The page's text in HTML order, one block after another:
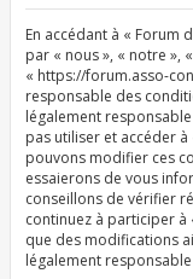
En accédant à « Forum
par « nous », « notre »,
« https://forum.asso-
responsable des
légalement
pas utiliser et accéder à
pouvons modifier ces
essaierons de vous
conseillons de vérifier
continuez à participer à
que des modifications
légalement